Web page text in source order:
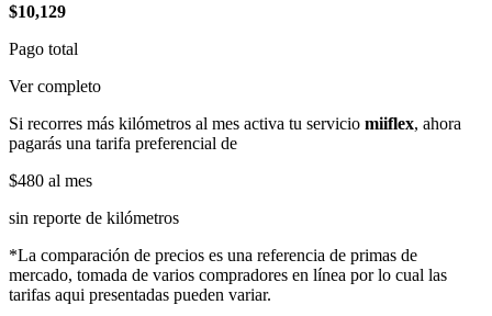
$10,129
Pago total
Ver completo
Si recorres más kilómetros al mes activa tu servicio miiflex, ahora
pagarás una tarifa preferencial de
$480 al mes
sin reporte de kilómetros
*La comparación de precios es una referencia de primas de
mercado, tomada de varios compradores en línea por lo cual las
tarifas aqui presentadas pueden variar.